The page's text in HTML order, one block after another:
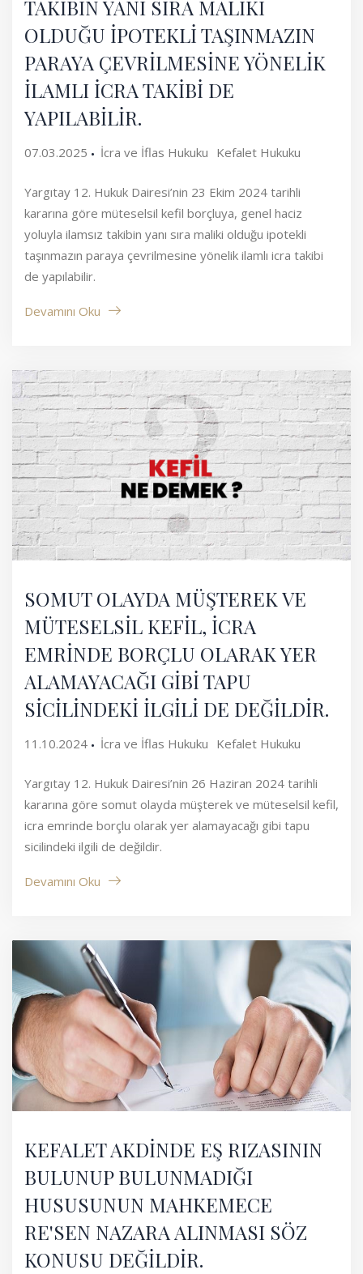
TAKİBİN YANI SIRA MALİKİ
OLDUĞU İPOTEKLİ TAŞINMAZIN
PARAYA ÇEVRİLMESİNE YÖNELİK
İLAMLI İCRA TAKİBİ DE
YAPILABİLİR.
07.03.2025 İcra ve İflas Hukuku Kefalet Hukuku
Yargıtay 12. Hukuk Dairesi’nin 23 Ekim 2024 tarihli
kararına göre müteselsil kefil borçluya, genel haciz
yoluyla ilamsız takibin yanı sıra maliki olduğu ipotekli
taşınmazın paraya çevrilmesine yönelik ilamlı icra takibi
de yapılabilir.
Devamını Oku
SOMUT OLAYDA MÜŞTEREK VE
MÜTESELSİL KEFİL, İCRA
EMRİNDE BORÇLU OLARAK YER
ALAMAYACAĞI GİBİ TAPU
SİCİLİNDEKİ İLGİLİ DE DEĞİLDİR.
11.10.2024 İcra ve İflas Hukuku Kefalet Hukuku
Yargıtay 12. Hukuk Dairesi’nin 26 Haziran 2024 tarihli
kararına göre somut olayda müşterek ve müteselsil kefil,
icra emrinde borçlu olarak yer alamayacağı gibi tapu
sicilindeki ilgili de değildir.
Devamını Oku
KEFALET AKDİNDE EŞ RIZASININ
BULUNUP BULUNMADIĞI
HUSUSUNUN MAHKEMECE
RE'SEN NAZARA ALINMASI SÖZ
KONUSU DEĞİLDİR.